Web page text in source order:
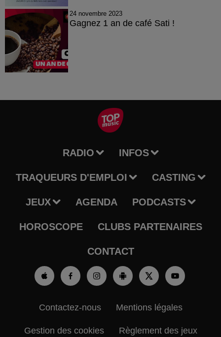
24 novembre 2023
Gagnez 1 an de café Sati !
RADIO INFOS
TRAQUEURS D'EMPLOI CASTING
JEUX AGENDA PODCASTS
HOROSCOPE CLUBS PARTENAIRES
CONTACT
Contactez-nous Mentions légales
Gestion des cookies Règlement des jeux